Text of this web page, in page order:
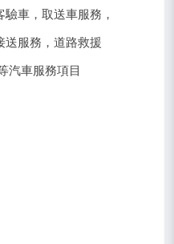
車，取送車服務，
送服務，道路救援
汽車服務項目